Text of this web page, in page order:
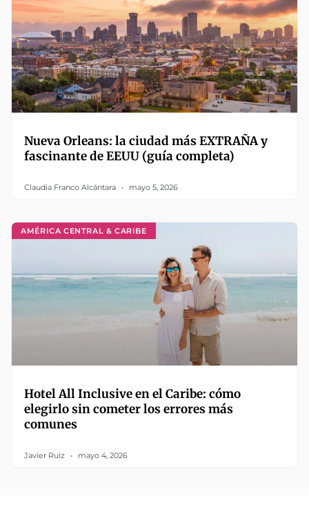
Nueva Orleans: la ciudad más EXTRAÑA y
fascinante de EEUU (guía completa)
Claudia Franco Alcántara mayo 5, 2026
AMÉRICA CENTRAL & CARIBE
Hotel All Inclusive en el Caribe: cómo
elegirlo sin cometer los errores más
comunes
Javier Ruiz mayo 4, 2026